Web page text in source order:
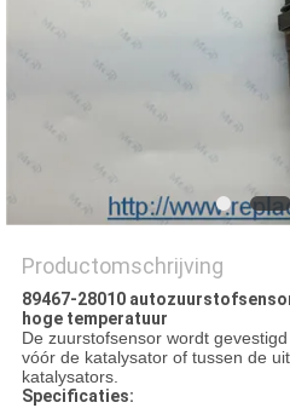
Productomschrijving
89467-28010
hoge temperatuur
De zuurstofsensor wordt
vóór de katalysator of tussen de
katalysators.
Specificaties: